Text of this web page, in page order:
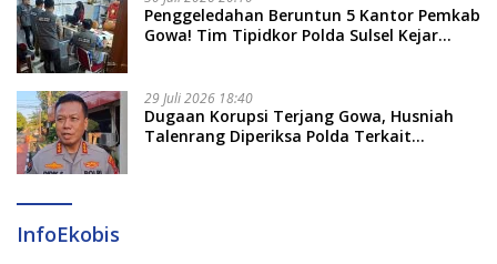
Penggeledahan Beruntun 5 Kantor Pemkab
Gowa! Tim Tipidkor Polda Sulsel Kejar
29 Juli 2026 18:40
Dugaan Korupsi Terjang Gowa, Husniah
Talenrang Diperiksa Polda Terkait
InfoEkobis